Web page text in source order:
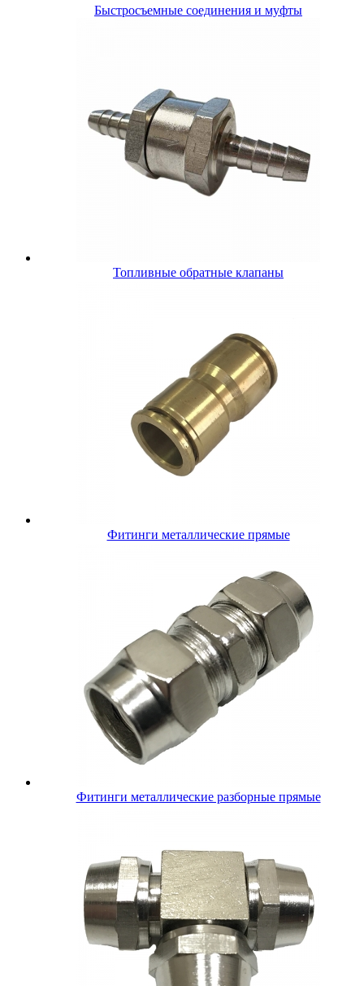
Быстросъемные соединения и муфты
Топливные обратные клапаны
Фитинги металлические прямые
Фитинги металлические разборные прямые